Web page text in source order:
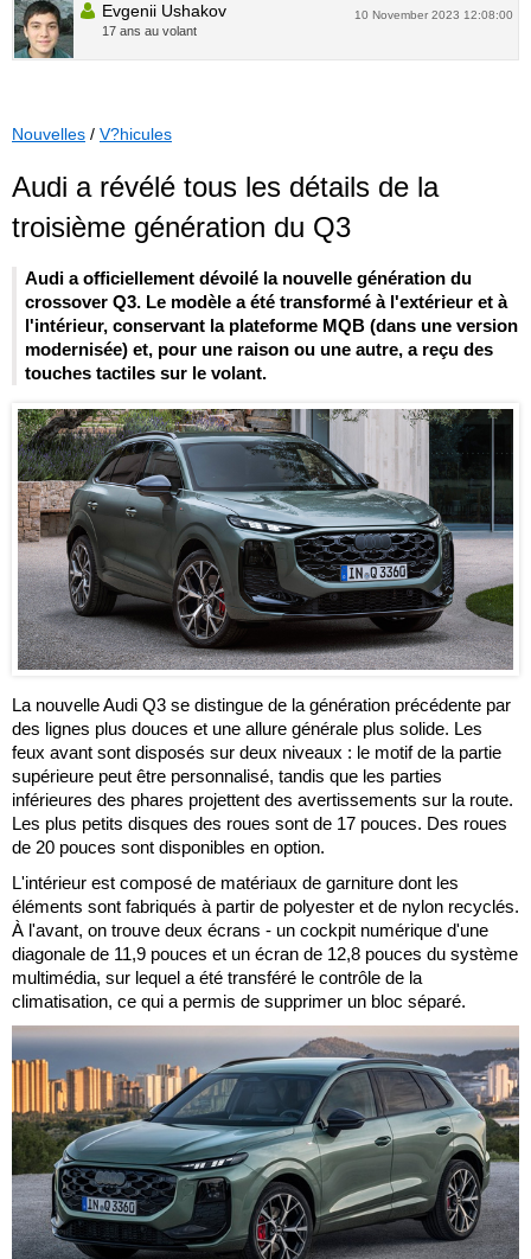
10 November 2023 12:08:00
Evgenii Ushakov
17 ans au volant
Nouvelles / V?hicules
Audi a révélé tous les détails de la
troisième génération du Q3
Audi a officiellement dévoilé la nouvelle génération du
crossover Q3. Le modèle a été transformé à l'extérieur et à
l'intérieur, conservant la plateforme MQB (dans une version
modernisée) et, pour une raison ou une autre, a reçu des
touches tactiles sur le volant.
La nouvelle Audi Q3 se distingue de la génération précédente par
des lignes plus douces et une allure générale plus solide. Les
feux avant sont disposés sur deux niveaux : le motif de la partie
supérieure peut être personnalisé, tandis que les parties
inférieures des phares projettent des avertissements sur la route.
Les plus petits disques des roues sont de 17 pouces. Des roues
de 20 pouces sont disponibles en option.
L'intérieur est composé de matériaux de garniture dont les
éléments sont fabriqués à partir de polyester et de nylon recyclés.
À l'avant, on trouve deux écrans - un cockpit numérique d'une
diagonale de 11,9 pouces et un écran de 12,8 pouces du système
multimédia, sur lequel a été transféré le contrôle de la
climatisation, ce qui a permis de supprimer un bloc séparé.